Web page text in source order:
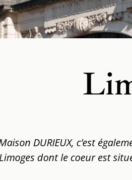
DURIEUX, c’est
dont le coeur est